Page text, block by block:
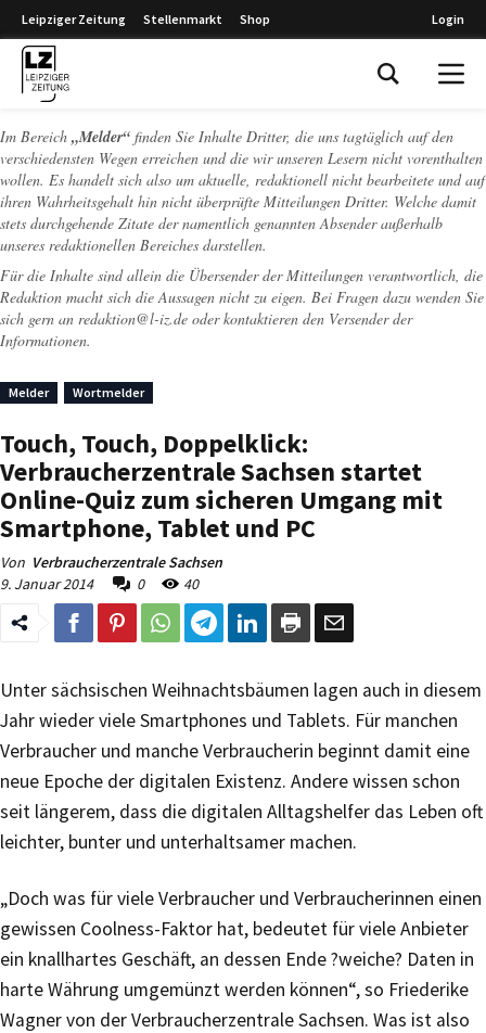
Leipziger Zeitung Stellenmarkt Shop Login
Im Bereich „Melder“ finden Sie Inhalte Dritter, die uns tagtäglich auf den
verschiedensten Wegen erreichen und die wir unseren Lesern nicht vorenthalten
wollen. Es handelt sich also um aktuelle, redaktionell nicht bearbeitete und auf
ihren Wahrheitsgehalt hin nicht überprüfte Mitteilungen Dritter. Welche damit
stets durchgehende Zitate der namentlich genannten Absender außerhalb
unseres redaktionellen Bereiches darstellen.
Für die Inhalte sind allein die Übersender der Mitteilungen verantwortlich, die
Redaktion macht sich die Aussagen nicht zu eigen. Bei Fragen dazu wenden Sie
sich gern an redaktion@l-iz.de oder kontaktieren den Versender der
Informationen.
Melder Wortmelder
Touch, Touch, Doppelklick:
Verbraucherzentrale Sachsen startet
Online-Quiz zum sicheren Umgang mit
Smartphone, Tablet und PC
Von Verbraucherzentrale Sachsen
9. Januar 2014
0 40
Unter sächsischen Weihnachtsbäumen lagen auch in diesem
Jahr wieder viele Smartphones und Tablets. Für manchen
Verbraucher und manche Verbraucherin beginnt damit eine
neue Epoche der digitalen Existenz. Andere wissen schon
seit längerem, dass die digitalen Alltagshelfer das Leben oft
leichter, bunter und unterhaltsamer machen.
„Doch was für viele Verbraucher und Verbraucherinnen einen
gewissen Coolness-Faktor hat, bedeutet für viele Anbieter
ein knallhartes Geschäft, an dessen Ende ?weiche? Daten in
harte Währung umgemünzt werden können“, so Friederike
Wagner von der Verbraucherzentrale Sachsen. Was ist also